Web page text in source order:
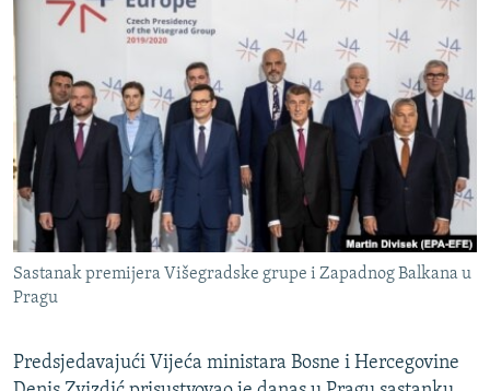
INFOGRAFIKE
KINA NA BALKANU
RSE PRIČE IZ SVIJETA
ISPRIČAJ MI
DNEVNO@RSE
SPECIJALI RSE
VIŠE OD NASLOVA
GENOCID U SREBRENICI
POPLAVE I KLIZIŠTA U BIH 2024.
POST SCRIPTUM
PRATITE NAS
Sastanak premijera Višegradske grupe i Zapadnog Balkana u
Pragu
Predsjedavajući Vijeća ministara Bosne i Hercegovine